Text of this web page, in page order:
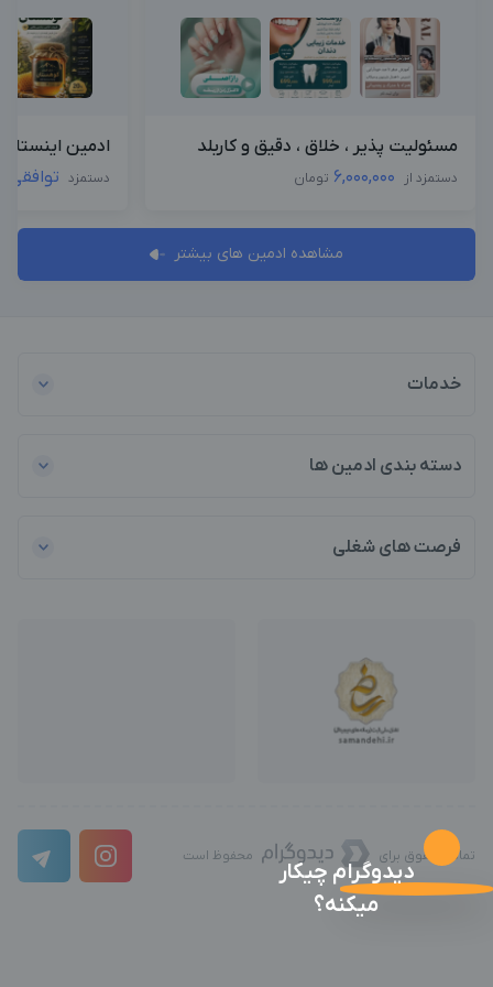
مسئولیت پذیر ، خلاق ، دقیق و کاربلد
دستمزد از 6,000,000 تومان
ادمین
دستمزد توافقی
مشاهده ادمین های بیشتر
خدمات
دسته بندی ادمین ها
فرصت های شغلی
تمامی حقوق برای محفوظ است
دیدوگرام چیکار
میکنه؟